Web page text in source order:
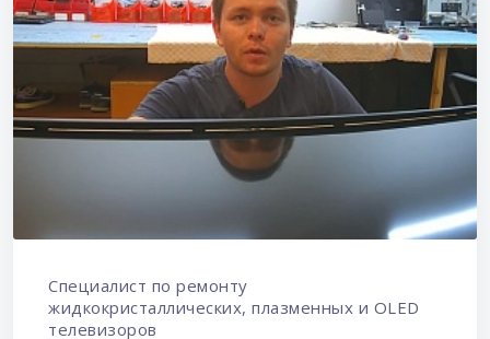
Специалист по ремонту
жидкокристаллических, плазменных и OLED
телевизоров